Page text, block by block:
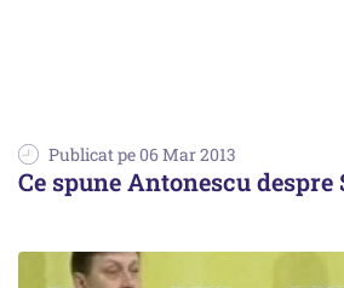
Publicat pe 06 Mar 2013
Ce spune Antonescu despre